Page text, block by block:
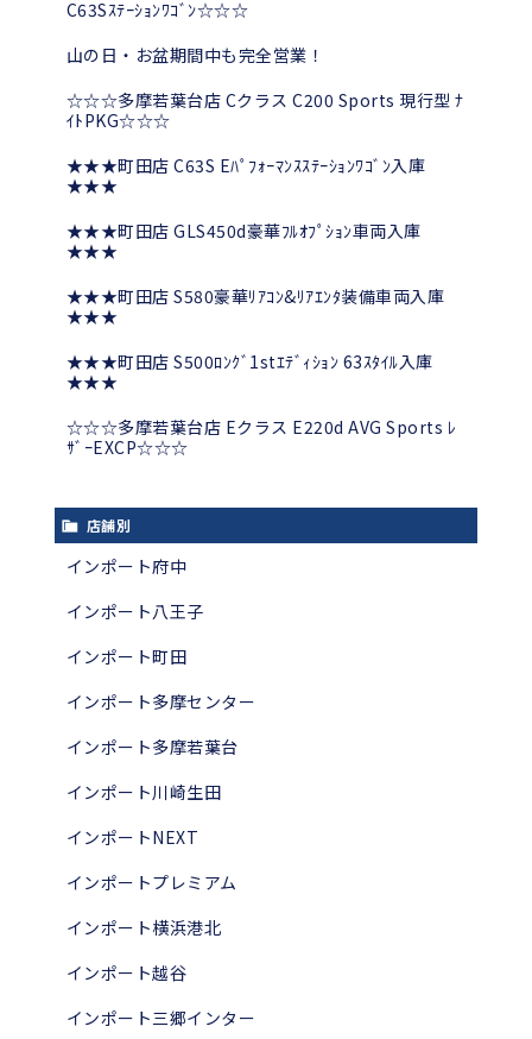
C63Sｽﾃｰｼｮﾝﾜｺﾞﾝ☆☆☆
山の日・お盆期間中も完全営業！
☆☆☆多摩若葉台店 Cクラス C200 Sports 現行型 ﾅ
ｲﾄPKG☆☆☆
★★★町田店 C63S Eﾊﾟﾌｫｰﾏﾝｽｽﾃｰｼｮﾝﾜｺﾞﾝ入庫
★★★
★★★町田店 GLS450d豪華ﾌﾙｵﾌﾟｼｮﾝ車両入庫
★★★
★★★町田店 S580豪華ﾘｱｺﾝ&ﾘｱｴﾝﾀ装備車両入庫
★★★
★★★町田店 S500ﾛﾝｸﾞ1stｴﾃﾞｨｼｮﾝ 63ｽﾀｲﾙ入庫
★★★
☆☆☆多摩若葉台店 Eクラス E220d AVG Sports ﾚ
ｻﾞｰEXCP☆☆☆
店舗別
インポート府中
インポート八王子
インポート町田
インポート多摩センター
インポート多摩若葉台
インポート川崎生田
インポートNEXT
インポートプレミアム
インポート横浜港北
インポート越谷
インポート三郷インター